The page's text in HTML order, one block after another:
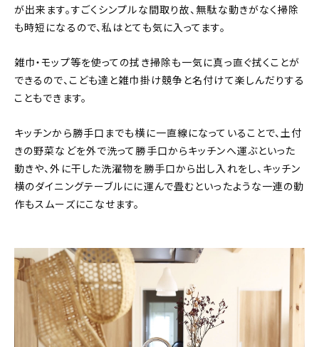
が出来ます。すごくシンプルな間取り故、無駄な動きがなく掃除
も時短になるので、私はとても気に入ってます。
雑巾・モップ等を使っての拭き掃除も一気に真っ直ぐ拭くことが
できるので、こども達と雑巾掛け競争と名付けて楽しんだりする
こともできます。
キッチンから勝手口までも横に一直線になっていることで、土付
きの野菜などを外で洗って勝手口からキッチンへ運ぶといった
動きや、外に干した洗濯物を勝手口から出し入れをし、キッチン
横のダイニングテーブルにに運んで畳むといったような一連の動
作もスムーズにこなせます。